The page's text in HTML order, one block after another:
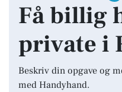
Få billig
private i
Beskriv din opgave og
med Handyhand.